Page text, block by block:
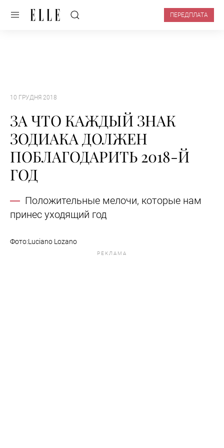
ПЕРЕДПЛАТА
10 ГРУДНЯ 2018
ЗА ЧТО КАЖДЫЙ ЗНАК
ЗОДИАКА ДОЛЖЕН
ПОБЛАГОДАРИТЬ 2018-Й
ГОД
Положительные мелочи, которые нам
принес уходящий год
Фото:Luciano Lozano
РЕКЛАМА